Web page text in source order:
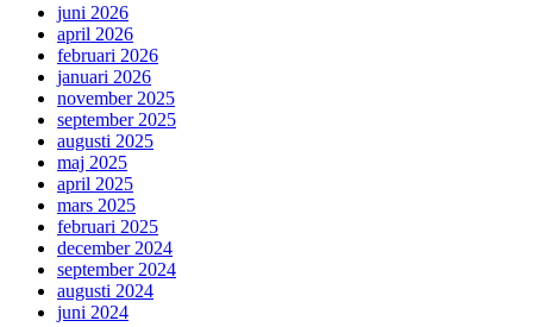
juni 2026
april 2026
februari 2026
januari 2026
november 2025
september 2025
augusti 2025
maj 2025
april 2025
mars 2025
februari 2025
december 2024
september 2024
augusti 2024
juni 2024